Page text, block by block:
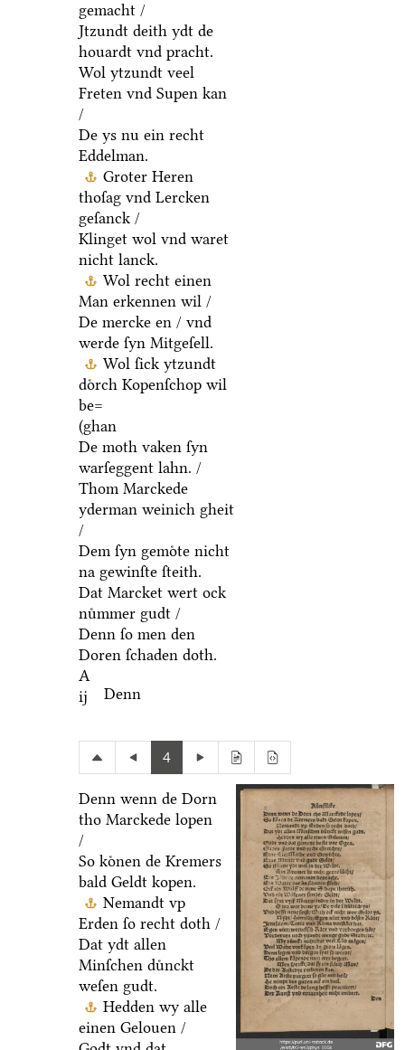
gemacht /
Jtzundt deith ydt de
houardt vnd pracht.
Wol ytzundt veel
Freten vnd Supen kan
/
De ys nu ein recht
Eddelman.
Groter Heren
thoſag vnd Lercken
geſanck /
Klinget wol vnd waret
nicht lanck.
Wol recht einen
Man erkennen wil /
De mercke en / vnd
werde ſyn Mitgeſell.
Wol ſick ytzundt
doͤrch Kopenſchop wil
be=
(ghan
De moth vaken ſyn
warſeggent lahn. /
Thom Marckede
yderman weinich gheit
/
Dem ſyn gemoͤte nicht
na gewinſte ſteith.
Dat Marcket wert ock
nuͤmmer gudt /
Denn ſo men den
Doren ſchaden doth.
A
ij
Denn
4
Denn wenn de Dorn
tho Marckede lopen
/
So koͤnen de Kremers
bald Geldt kopen.
Nemandt vp
Erden ſo recht doth /
Dat ydt allen
Minſchen duͤnckt
weſen gudt.
Hedden wy alle
einen Gelouen /